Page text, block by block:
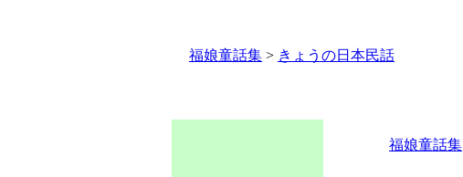
福娘童話集 > きょうの日本民話
福娘童話集